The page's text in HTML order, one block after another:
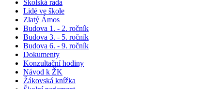
Školská rada
Lidé ve škole
Zlatý Ámos
Budova 1. - 2. ročník
Budova 3. - 5. ročník
Budova 6. - 9. ročník
Dokumenty
Konzultační hodiny
Návod k ŽK
Žákovská knížka